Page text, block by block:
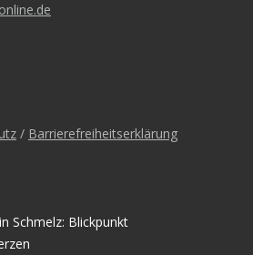
/ Barrierefreiheitserklärung
Schmelz: Blickpunkt